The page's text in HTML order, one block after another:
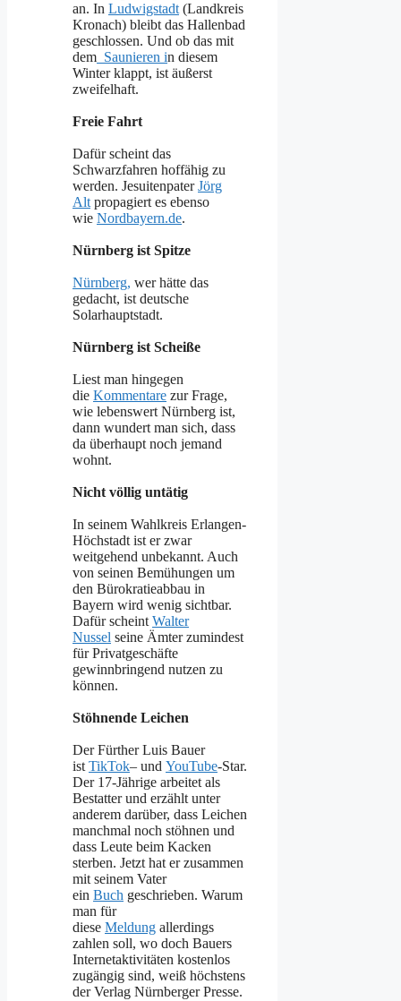
an. In Ludwigstadt (Landkreis
Kronach) bleibt das Hallenbad
geschlossen. Und ob das mit
dem Saunieren in diesem
Winter klappt, ist äußerst
zweifelhaft.
Freie Fahrt
Dafür scheint das
Schwarzfahren hoffähig zu
werden. JesuitenpaterJörg
Alt propagiert es ebenso
wie Nordbayern.de.
Nürnberg ist Spitze
Nürnberg, wer hätte das
gedacht, ist deutsche
Solarhauptstadt.
Nürnberg ist Scheiße
Liest man hingegen
die Kommentare zur Frage,
wie lebenswert Nürnberg ist,
dann wundert man sich, dass
da überhaupt noch jemand
wohnt.
Nicht völlig untätig
In seinem Wahlkreis Erlangen-
Höchstadt ist er zwar
weitgehend unbekannt. Auch
von seinen Bemühungen um
den Bürokratieabbau in
Bayern wird wenig sichtbar.
Dafür scheint Walter
Nussel seine Ämter zumindest
für Privatgeschäfte
gewinnbringend nutzen zu
können.
Stöhnende Leichen
Der Fürther Luis Bauer
ist TikTok– und YouTube-Star.
Der 17-Jährige arbeitet als
Bestatter und erzählt unter
anderem darüber, dass Leichen
manchmal noch stöhnen und
dass Leute beim Kacken
sterben. Jetzt hat er zusammen
mit seinem Vater
ein Buch geschrieben. Warum
man für
diese Meldung allerdings
zahlen soll, wo doch Bauers
Internetaktivitäten kostenlos
zugängig sind, weiß höchstens
der Verlag Nürnberger Presse.